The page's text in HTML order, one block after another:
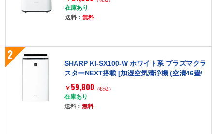
在庫あり
送料：無料
2
SHARP KI-SX100-W ホワイト系 プラズマクラ
スターNEXT搭載 [加湿空気清浄機 (空清46畳/
加湿 プレハブ洋室28畳 木造和室17畳まで)]
￥ 59,800 （税込）
在庫あり
送料：無料